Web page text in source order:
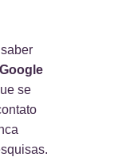
Google
se